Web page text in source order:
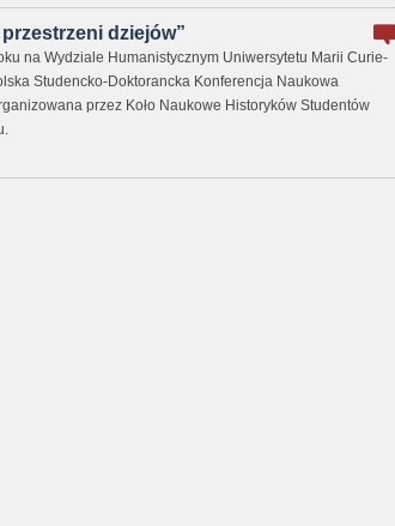
dziejów”
na Wydziale Humanistycznym Uniwersytetu Marii Curie-
Studencko-Doktorancka Konferencja Naukowa
przez Koło Naukowe Historyków Studentów